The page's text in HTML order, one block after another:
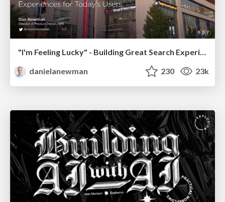
"I'm Feeling Lucky" - Building Great Search Experiences for Today's Users (#IAC19)
danielanewman
230 23k